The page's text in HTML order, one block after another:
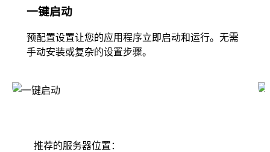
一键启动
预配置设置让您的应用程序立即启动和运行。无需
手动安装或复杂的设置步骤。
推荐的服务器位置：